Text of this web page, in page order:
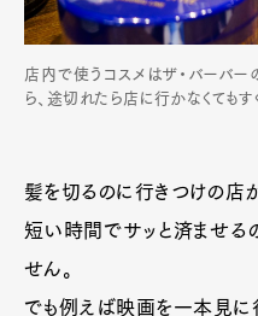
Official
店内で使うコスメはザ・バーバ
ら、途切れたら店に行かなくてもす
髪を切るのに行きつけの店
短い時間でサッと済ませる
せん。
でも例えば映画を一本見に